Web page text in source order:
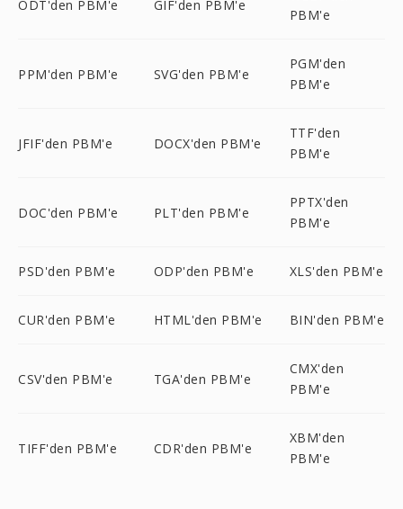
ODT'den PBM'e GIF'den PBM'e
PBM'e
PPM'den PBM'e SVG'den PBM'e
PGM'den
PBM'e
JFIF'den PBM'e DOCX'den PBM'e
TTF'den
PBM'e
DOC'den PBM'e PLT'den PBM'e
PPTX'den
PBM'e
PSD'den PBM'e ODP'den PBM'e XLS'den PBM'e
CUR'den PBM'e HTML'den PBM'e BIN'den PBM'e
CSV'den PBM'e TGA'den PBM'e
CMX'den
PBM'e
TIFF'den PBM'e CDR'den PBM'e
XBM'den
PBM'e